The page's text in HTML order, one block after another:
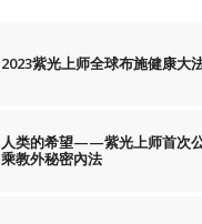
2023紫光上师全球布施健康大
人类的希望——紫光上师首次
乘教外秘密內法